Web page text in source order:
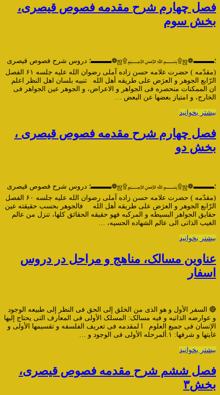
فصل چهارم شرح مقدمه فصوص قیصری،
بخش سوم
؛▬▬▬❁ஜ۩﷽۩ஜ❁▬▬▬؛ دروس شرح فصوص قیصری
(مقدّمه ) حضرت علامه حسن زاده آملی رضوان الله علیه جلسه ۶۱ الفصل
الرّابع الجوهر و العرَض علی طریقه أهل الله تنبیه بلسان اهل النظر اعلم
ان الممکنات منحصره فی الجواهر و الاعراض، و الجوهر عین الجواهر فی
الخارج، و امتیاز بعضها عن البعض …
بیشتر بخوانید
فصل چهارم شرح مقدمه فصوص قیصری ،
بخش دو
؛▬▬▬❁ஜ۩﷽۩ஜ❁▬▬▬؛ دروس شرح فصوص قیصری
(مقدّمه ) حضرت علامه حسن زاده آملی رضوان الله علیه جلسه ۶۰ الفصل
الرّابع الجوهر و العرَض علی طریقه أهل الله فالجوهر بحسب حقیقته عین
حقایق الجواهر البسیطه و المرکبه فهو حقیقه الحقائق کلها، تنزل من عالم
الغیب الذاتى الى عالم الشهاده الحسیه، …
بیشتر بخوانید
عناوین مسالک، مناهج و مراحل در دروس
اسفار
🔴 السفر الأول و هو الذی من الخلق إلى الحق فی النظر إلى طبیعه الوجود
و عوارضه الذاتیه و فیه مسالک: المسلک الأولی فی المعارف التی یحتاج إلیها
الإنسان فی جمیع العلوم ا لمقدمه فی تعریف الفلسفه و تقسیمها الأولی و
غایتها و شرفها: ۱.ألمرحله الأولی فی الوجود و …
بیشتر بخوانید
فصل ششم شرح مقدمه فصوص قیصری،
بخش۳